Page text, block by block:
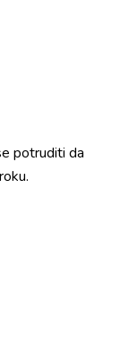
potruditi da